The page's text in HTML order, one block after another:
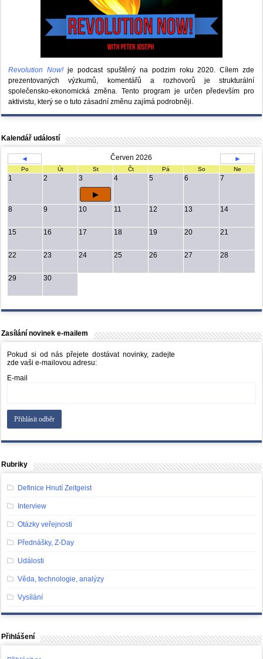
Revolution Now! je podcast spuštěný na podzim roku 2020.Cílem zde
prezentovaných výzkumů, komentářů a rozhovorů je strukturální
společensko-ekonomická změna. Tento program je určen především pro
aktivistu, který se o tuto zásadní změnu zajímá podrobněji.
Kalendář událostí
◄ Červen 2026 ►
Po Út St Čt Pá So Ne
1 2 3 4 5 6 7
8 9 10 11 12 13 14
15 16 17 18 19 20 21
22 23 24 25 26 27 28
29 30
Zasílání novinek e-mailem
Pokud si od nás přejete dostávat novinky, zadejte
zde vaši e-mailovou adresu:
E-mail
Rubriky
Definice Hnutí Zeitgeist
Interview
Otázky veřejnosti
Přednášky, Z-Day
Události
Věda, technologie, analýzy
Vysílání
Přihlášení